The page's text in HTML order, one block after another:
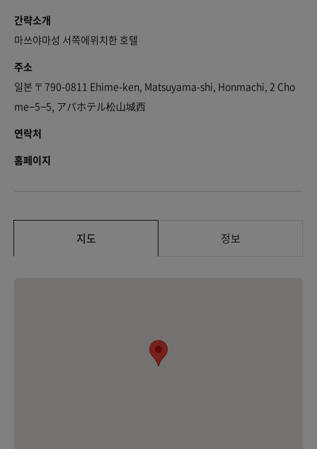
간략소개
마쓰야마성 서쪽에위치한 호텔
주소
일본 〒790-0811 Ehime-ken, Matsuyama-shi, Honmachi, 2 Cho
me−5−5, アパホテル松山城西
연락처
홈페이지
지도 정보